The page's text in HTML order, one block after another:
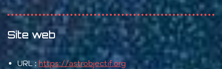
Site web
URL : https://astrobjectif.org